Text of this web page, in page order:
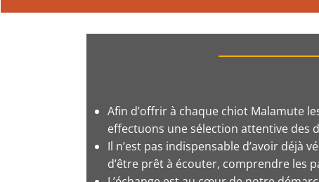
Afin d’offrir à chaque chiot Malamute
effectuons une sélection attentive des
Il n’est pas indispensable d’avoir déjà
d’être prêt à écouter, comprendre les